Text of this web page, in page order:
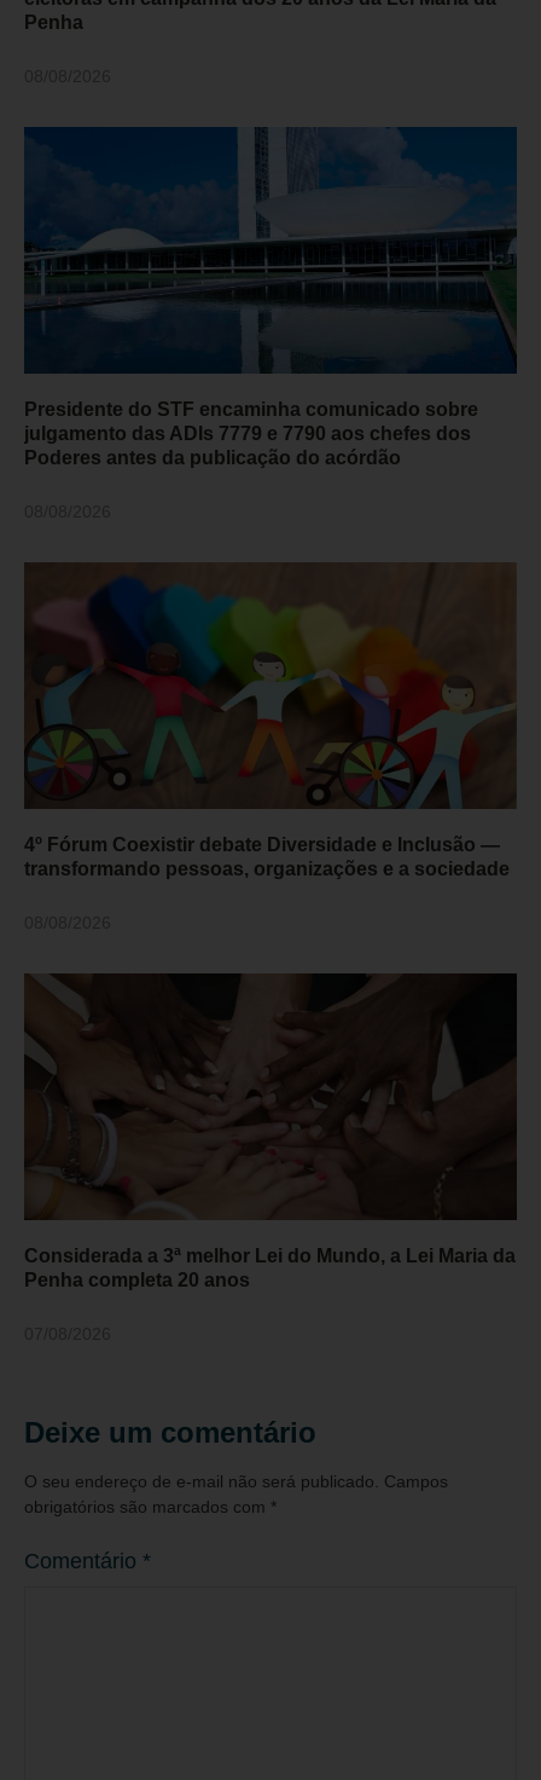
Penha
Presidente do STF encaminha comunicado sobre
julgamento das ADIs 7779 e 7790 aos chefes dos
Poderes antes da publicação do acórdão
4º Fórum Coexistir debate Diversidade e Inclusão —
transformando pessoas, organizações e a sociedade
Considerada a 3ª melhor Lei do Mundo, a Lei Maria da
Penha completa 20 anos
Deixe um comentário
O seu endereço de e-mail não será publicado.
Campos
obrigatórios são marcados com *
Comentário *